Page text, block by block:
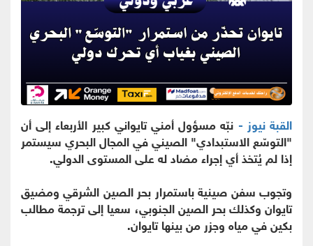
القبة نيوز - نبّه مسؤول أمني تايواني كبير الأربعاء إلى أن
"التوسّع الاستبدادي" الصيني في المجال البحري سيستمر
إذا لم يُتخذ أي إجراء مضاد له على المستوى الدولي.
وتجوب سفن صينية باستمرار بحر الصين الشرقي ومضيق
تايوان وكذلك بحر الصين الجنوبي، سعيا إلى ترجمة مطالب
بكين في مياه وجزر من بينها تايوان.